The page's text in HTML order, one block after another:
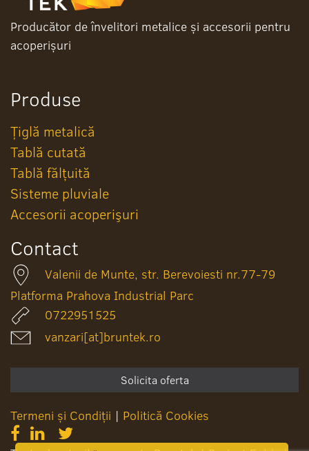
Producător de învelitori metalice și accesorii pentru
acoperișuri
Produse
Țiglă metalică
Tablă cutată
Tablă fălțuită
Sisteme pluviale
Accesorii acoperişuri
Contact
Valenii de Munte, str. Berevoiesti nr.77-79
Platforma Prahova Industrial Parc
0722951525
vanzari[at]bruntek.ro
Solicita oferta
Termeni și Condiții | Politică Cookies